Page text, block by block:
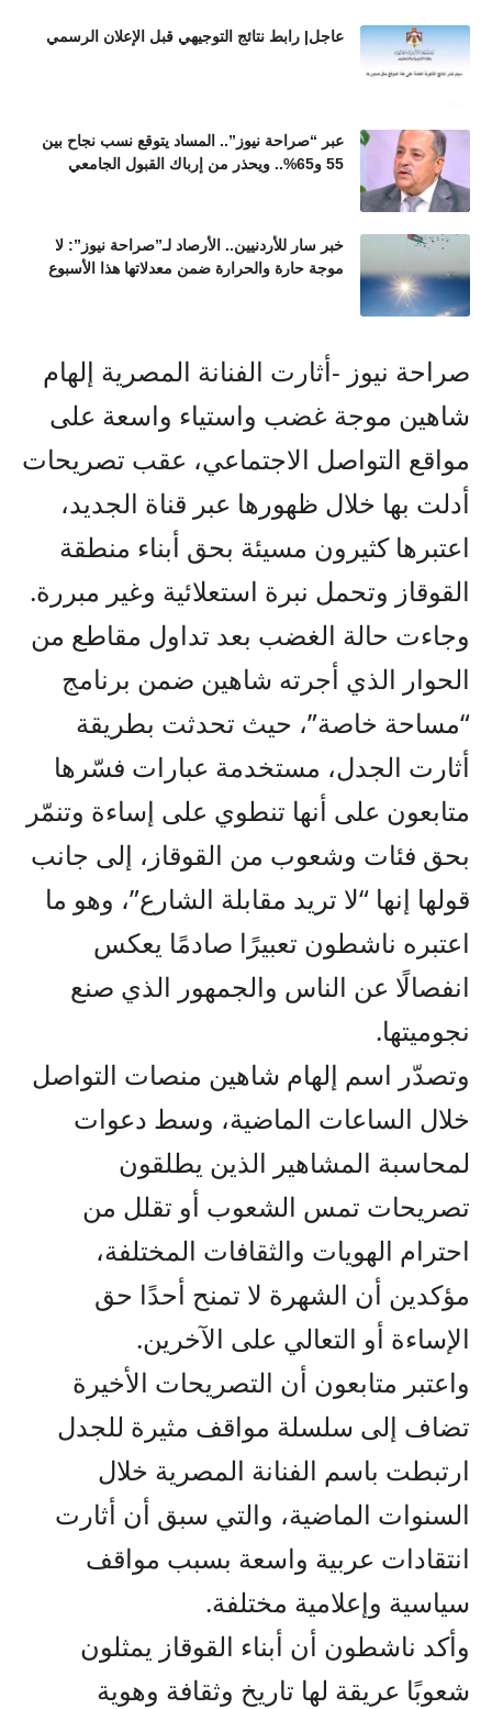
عاجل| رابط نتائج التوجيهي قبل الإعلان الرسمي
عبر “صراحة نيوز”.. المساد يتوقع نسب نجاح بين
55 و65%.. ويحذر من إرباك القبول الجامعي
خبر سار للأردنيين.. الأرصاد لـ”صراحة نيوز”: لا
موجة حارة والحرارة ضمن معدلاتها هذا الأسبوع
صراحة نيوز -أثارت الفنانة المصرية إلهام
شاهين موجة غضب واستياء واسعة على
مواقع التواصل الاجتماعي، عقب تصريحات
أدلت بها خلال ظهورها عبر قناة الجديد،
اعتبرها كثيرون مسيئة بحق أبناء منطقة
القوقاز وتحمل نبرة استعلائية وغير مبررة.
وجاءت حالة الغضب بعد تداول مقاطع من
الحوار الذي أجرته شاهين ضمن برنامج
“مساحة خاصة”، حيث تحدثت بطريقة
أثارت الجدل، مستخدمة عبارات فسّرها
متابعون على أنها تنطوي على إساءة وتنمّر
بحق فئات وشعوب من القوقاز، إلى جانب
قولها إنها “لا تريد مقابلة الشارع”، وهو ما
اعتبره ناشطون تعبيرًا صادمًا يعكس
انفصالًا عن الناس والجمهور الذي صنع
نجوميتها.
وتصدّر اسم إلهام شاهين منصات التواصل
خلال الساعات الماضية، وسط دعوات
لمحاسبة المشاهير الذين يطلقون
تصريحات تمس الشعوب أو تقلل من
احترام الهويات والثقافات المختلفة،
مؤكدين أن الشهرة لا تمنح أحدًا حق
الإساءة أو التعالي على الآخرين.
واعتبر متابعون أن التصريحات الأخيرة
تضاف إلى سلسلة مواقف مثيرة للجدل
ارتبطت باسم الفنانة المصرية خلال
السنوات الماضية، والتي سبق أن أثارت
انتقادات عربية واسعة بسبب مواقف
سياسية وإعلامية مختلفة.
وأكد ناشطون أن أبناء القوقاز يمثلون
شعوبًا عريقة لها تاريخ وثقافة وهوية